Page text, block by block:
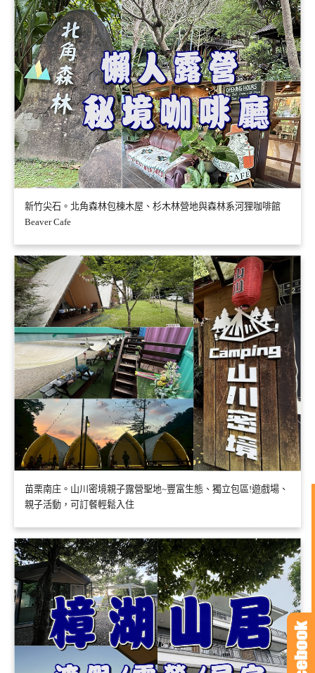
新竹尖石。北角森林包棟木屋、杉木林營地與森林系河狸咖啡館
Beaver Cafe
苗栗南庄。山川密境親子露營聖地~豐富生態、獨立包區!遊戲場、
親子活動，可訂餐輕鬆入住